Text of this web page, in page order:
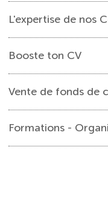
L'expertise de nos
Booste ton CV
Vente de fonds de
Formations -